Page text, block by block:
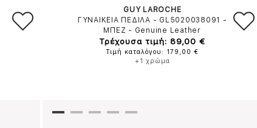
GUY LAROCHE
ΓΥΝΑΙΚΕΙΑ ΠΕΔΙΛΑ - GL5020038091
-
ΜΠΕΖ - Genuine Leather
Τρέχουσα τιμή: 89,00 €
Τιμή καταλόγου: 179,00 €
+1 χρώμα